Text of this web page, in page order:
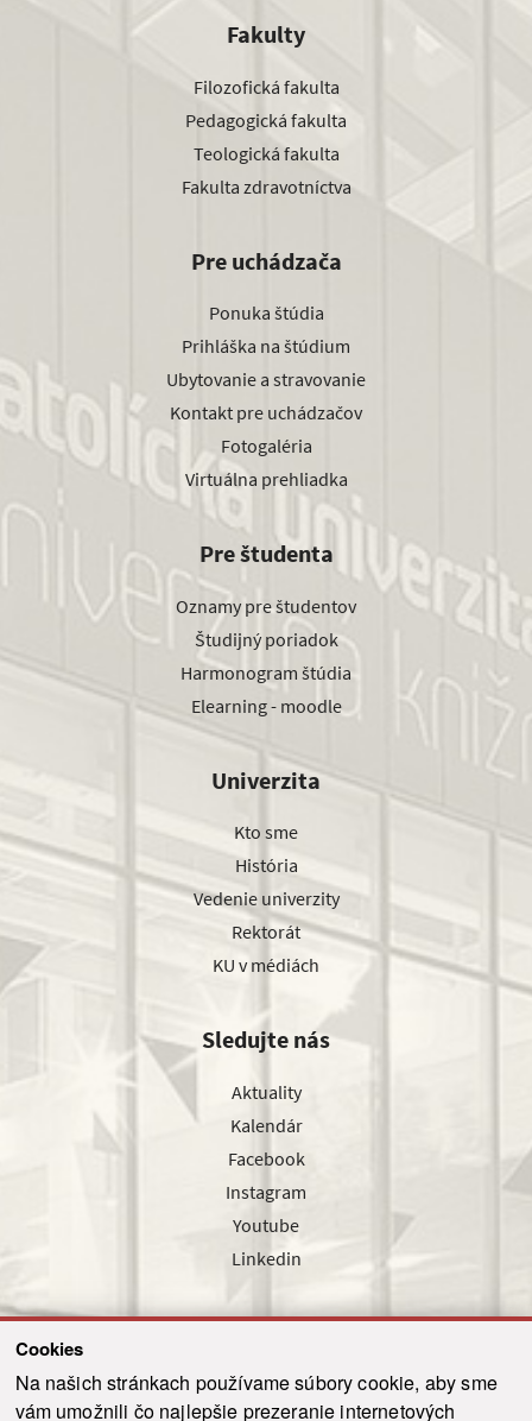
Cookies
Na našich stránkach používame súbory cookie, aby sme
vám umožnili čo najlepšie prezeranie internetových
Fakulty
Filozofická fakulta
Pedagogická fakulta
Teologická fakulta
Fakulta zdravotníctva
Pre uchádzača
Ponuka štúdia
Prihláška na štúdium
Ubytovanie a stravovanie
Kontakt pre uchádzačov
Fotogaléria
Virtuálna prehliadka
Pre študenta
Oznamy pre študentov
Študijný poriadok
Harmonogram štúdia
Elearning - moodle
Univerzita
Kto sme
História
Vedenie univerzity
Rektorát
KU v médiách
Sledujte nás
Aktuality
Kalendár
Facebook
Instagram
Youtube
Linkedin